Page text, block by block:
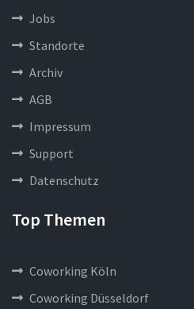
Jobs
Standorte
Archiv
AGB
Impressum
Support
Datenschutz
Top Themen
Coworking Köln
Coworking Düsseldorf